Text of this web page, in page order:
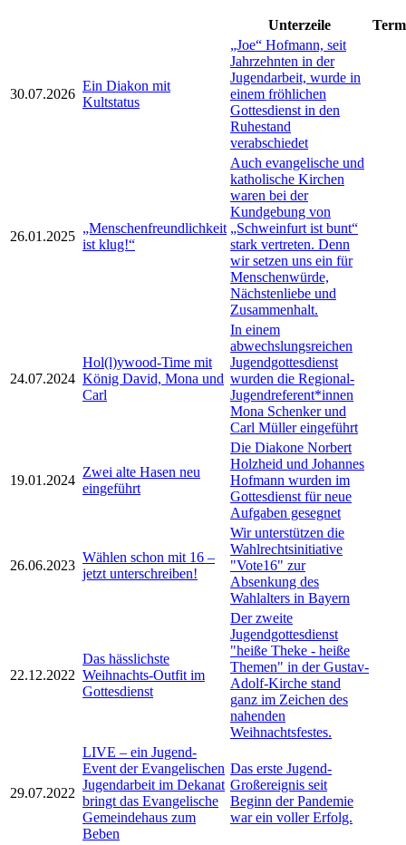
Unterzeile
30.07.2026
Ein Diakon mit
Kultstatus
„Joe“ Hofmann, seit
Jahrzehnten in der
Jugendarbeit, wurde in
einem fröhlichen
Gottesdienst in den
Ruhestand
verabschiedet
26.01.2025
„Menschenfreundlichkeit
ist klug!“
Auch evangelische und
katholische Kirchen
waren bei der
Kundgebung von
„Schweinfurt ist bunt“
stark vertreten. Denn
wir setzen uns ein für
Menschenwürde,
Nächstenliebe und
Zusammenhalt.
24.07.2024
Hol(l)ywood-Time mit
König David, Mona und
Carl
In einem
abwechslungsreichen
Jugendgottesdienst
wurden die Regional-
Jugendreferent*innen
Mona Schenker und
Carl Müller eingeführt
19.01.2024
Zwei alte Hasen neu
eingeführt
Die Diakone Norbert
Holzheid und Johannes
Hofmann wurden im
Gottesdienst für neue
Aufgaben gesegnet
26.06.2023
Wählen schon mit 16 –
jetzt unterschreiben!
Wir unterstützen die
Wahlrechtsinitiative
"Vote16" zur
Absenkung des
Wahlalters in Bayern
22.12.2022
Das hässlichste
Weihnachts-Outfit im
Gottesdienst
Der zweite
Jugendgottesdienst
"heiße Theke - heiße
Themen" in der Gustav-
Adolf-Kirche stand
ganz im Zeichen des
nahenden
Weihnachtsfestes.
29.07.2022
LIVE – ein Jugend-
Event der Evangelischen
Jugendarbeit im Dekanat
bringt das Evangelische
Gemeindehaus zum
Beben
Das erste Jugend-
Großereignis seit
Beginn der Pandemie
war ein voller Erfolg.